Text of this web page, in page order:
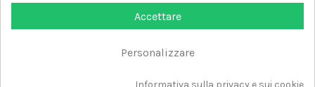
Accettare
Personalizzare
Informativa sulla privacy e sui cookie